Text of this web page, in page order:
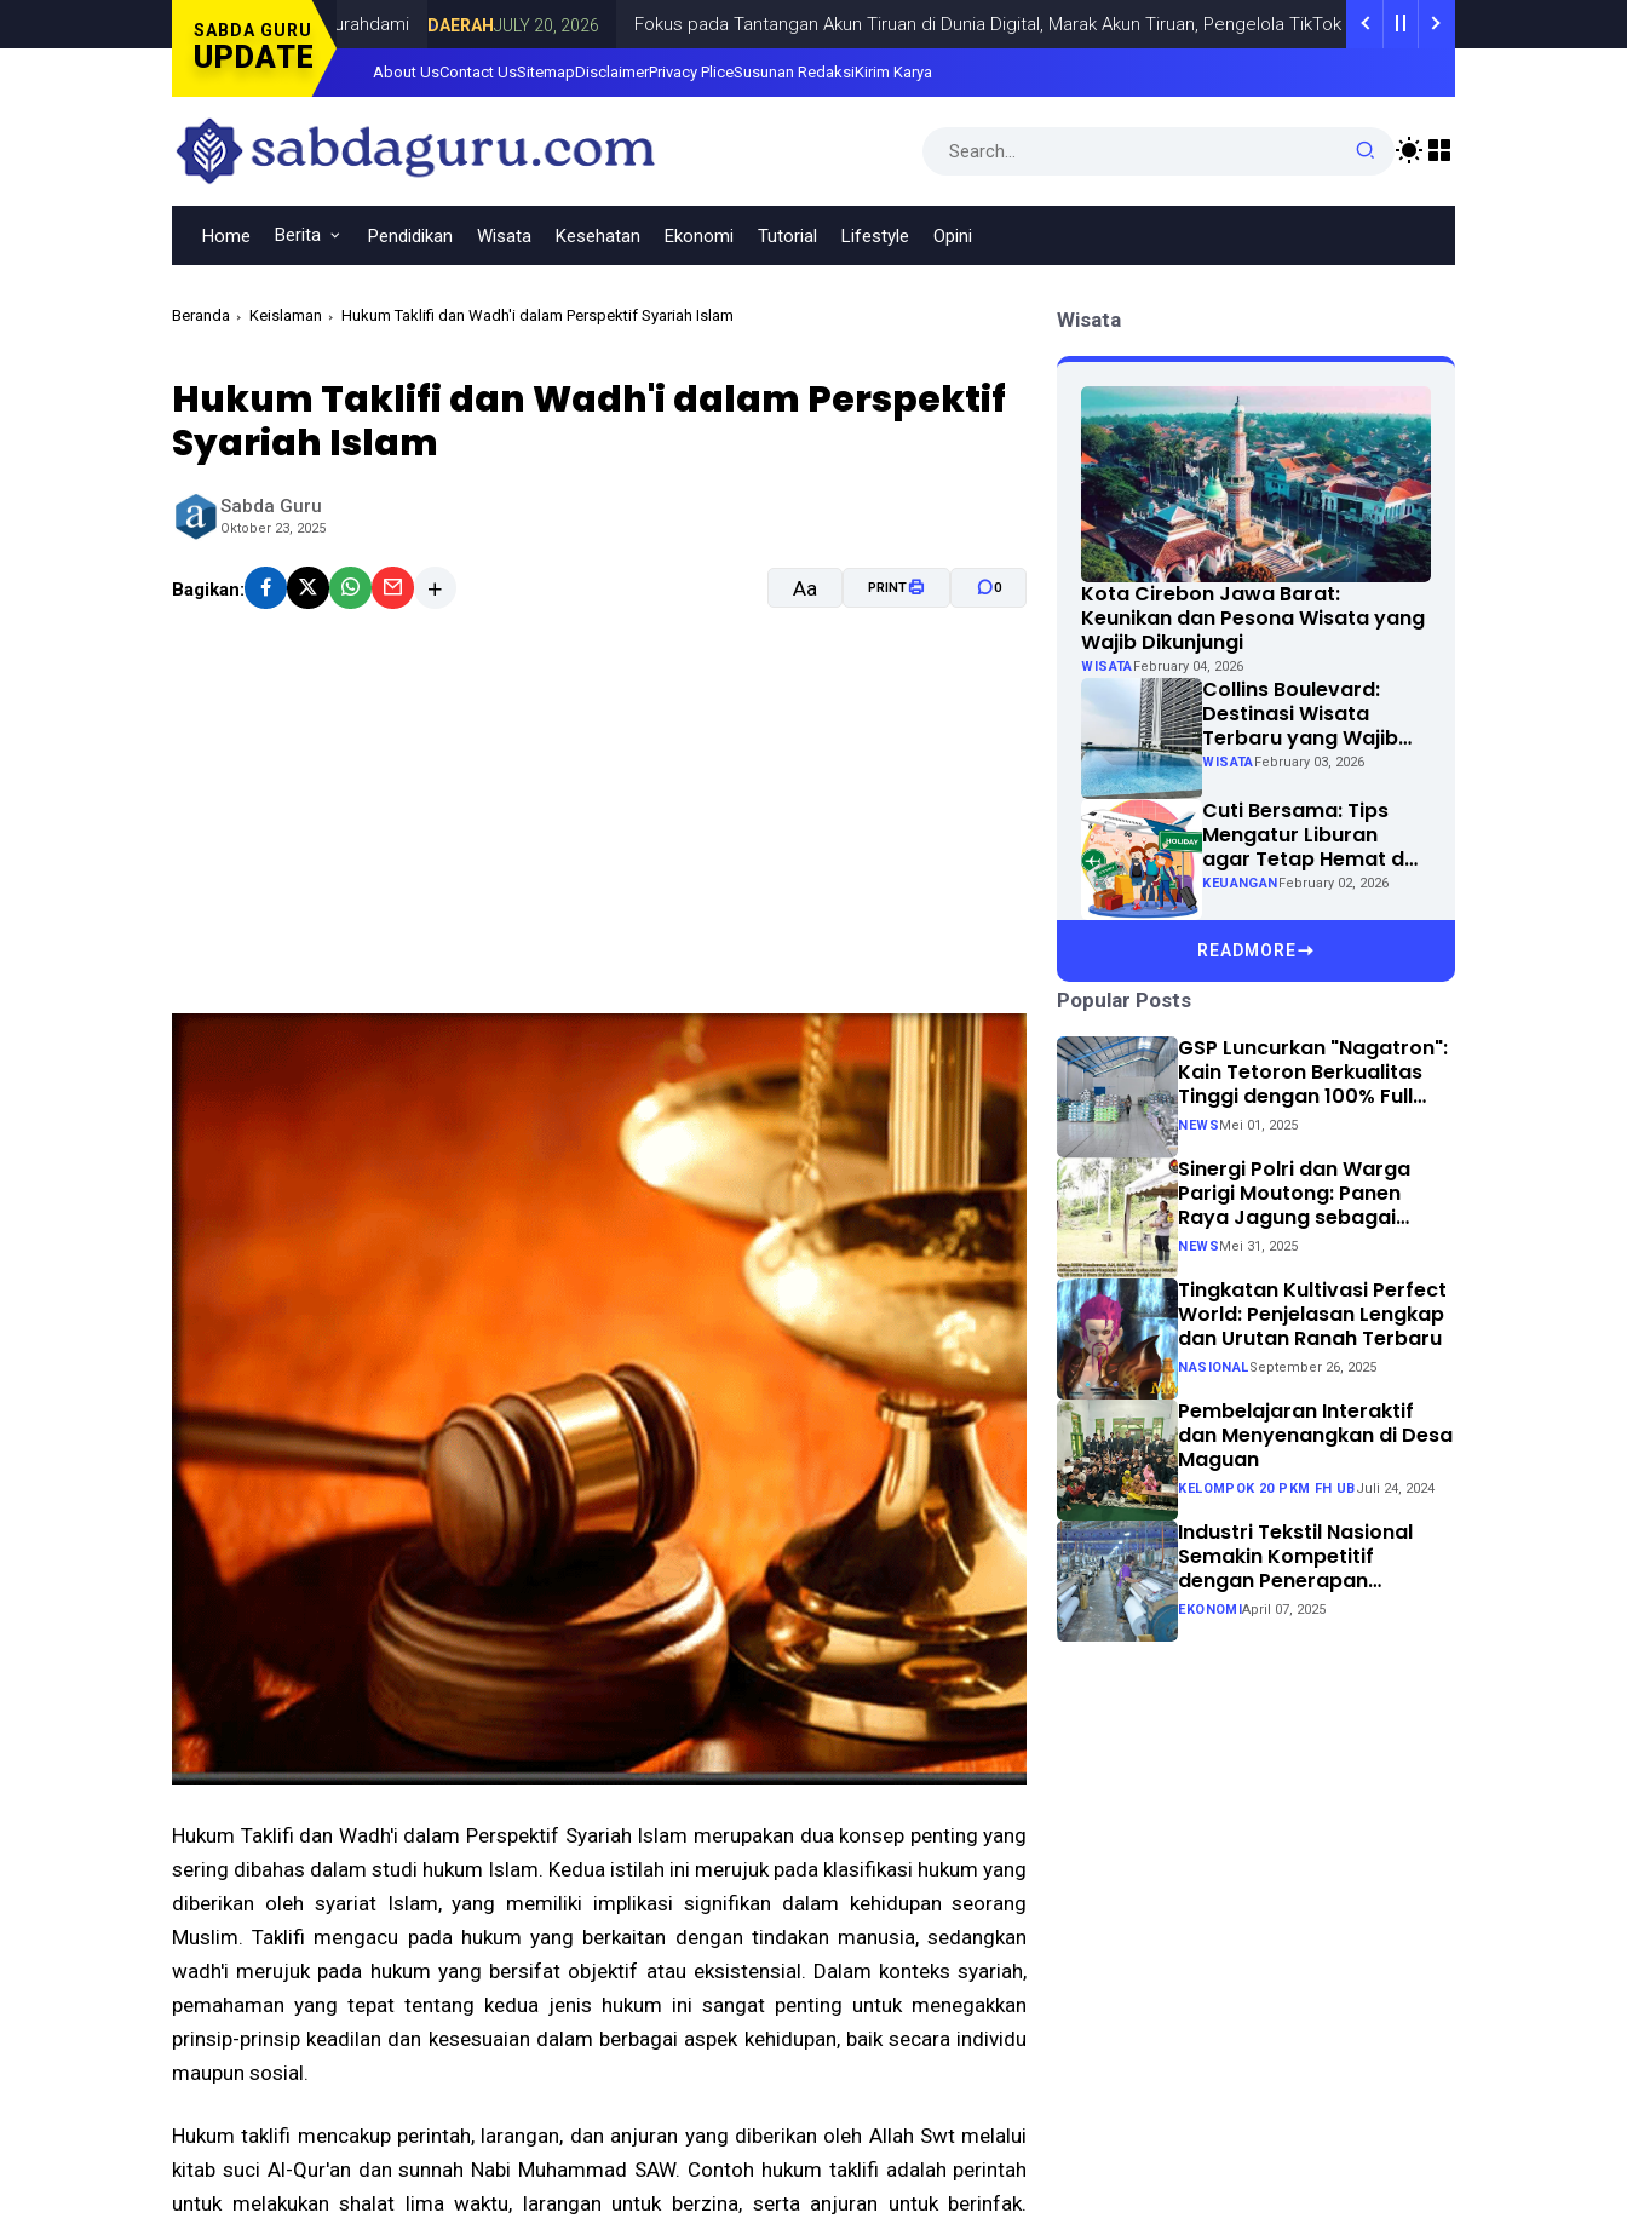
SABDA GURU
UPDATE
Bersama Dina Lorenza di Curahdami DAERAH JULY 20, 2026 Fokus pada Tantangan Akun Tiruan di Dunia Digital, Marak Akun Tiruan, Pengelola TikTok @samsungstore.ta Siapkan Langkah
About UsContact UsSitemapDisclaimerPrivacy PliceSusunan RedaksiKirim Karya
Home Berita Pendidikan Wisata Kesehatan Ekonomi Tutorial Lifestyle Opini
Beranda Keislaman Hukum Taklifi dan Wadh'i dalam Perspektif Syariah Islam
Hukum Taklifi dan Wadh'i dalam Perspektif
Syariah Islam
Sabda Guru
Oktober 23, 2025
Bagikan: Aa PRINT 0
Hukum Taklifi dan Wadh'i dalam Perspektif Syariah Islam merupakan dua konsep penting yang
sering dibahas dalam studi hukum Islam. Kedua istilah ini merujuk pada klasifikasi hukum yang
diberikan oleh syariat Islam, yang memiliki implikasi signifikan dalam kehidupan seorang
Muslim. Taklifi mengacu pada hukum yang berkaitan dengan tindakan manusia, sedangkan
wadh'i merujuk pada hukum yang bersifat objektif atau eksistensial. Dalam konteks syariah,
pemahaman yang tepat tentang kedua jenis hukum ini sangat penting untuk menegakkan
prinsip-prinsip keadilan dan kesesuaian dalam berbagai aspek kehidupan, baik secara individu
maupun sosial.
Hukum taklifi mencakup perintah, larangan, dan anjuran yang diberikan oleh Allah Swt melalui
kitab suci Al-Qur'an dan sunnah Nabi Muhammad SAW. Contoh hukum taklifi adalah perintah
untuk melakukan shalat lima waktu, larangan untuk berzina, serta anjuran untuk berinfak.
Wisata
Kota Cirebon Jawa Barat:
Keunikan dan Pesona Wisata yang
Wajib Dikunjungi
WISATA February 04, 2026
Collins Boulevard:
Destinasi Wisata
Terbaru yang Wajib
Dikunjungi di Kota
WISATA February 03, 2026
Cuti Bersama: Tips
Mengatur Liburan
agar Tetap Hemat dan
Menyenangkan
KEUANGAN February 02, 2026
READMORE
Popular Posts
GSP Luncurkan "Nagatron":
Kain Tetoron Berkualitas
Tinggi dengan 100% Full
Process
NEWS Mei 01, 2025
Sinergi Polri dan Warga
Parigi Moutong: Panen
Raya Jagung sebagai
Langkah Nyata Menuju
NEWS Mei 31, 2025
Tingkatan Kultivasi Perfect
World: Penjelasan Lengkap
dan Urutan Ranah Terbaru
NASIONALSeptember 26, 2025
Pembelajaran Interaktif
dan Menyenangkan di Desa
Maguan
KELOMPOK 20 PKM FH UBJuli 24, 2024
Industri Tekstil Nasional
Semakin Kompetitif
dengan Penerapan
Teknologi Air Jet Loom dan
EKONOMIApril 07, 2025